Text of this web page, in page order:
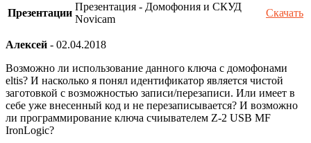
Презентации
Презентация - Домофония и СКУД
Novicam
Скачать
Алексей - 02.04.2018
Возможно ли использование данного ключа с домофонами
eltis? И насколько я понял идентификатор является чистой
заготовкой с возможностью записи/перезаписи. Или имеет в
себе уже внесенный код и не перезаписывается? И возможно
ли программирование ключа счиывателем Z-2 USB MF
IronLogic?